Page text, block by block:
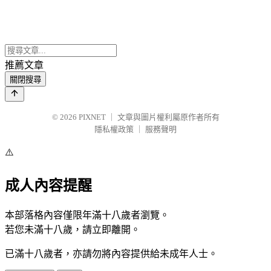
推薦文章
關閉搜尋
© 2026 PIXNET
文章與圖片權利屬原作者所有
隱私權政策
服務聲明
⚠️
成人內容提醒
本部落格內容僅限年滿十八歲者瀏覽。
若您未滿十八歲，請立即離開。
已滿十八歲者，亦請勿將內容提供給未成年人士。